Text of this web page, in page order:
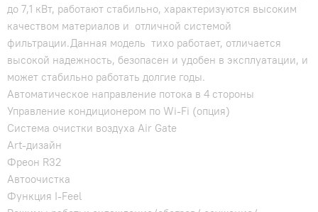
до 7,1 кВт, работают стабильно, характеризуются высоким
качеством материалов и отличной системой
фильтрации.Данная модель тихо работает, отличается
высокой надежность, безопасен и удобен в эксплуатации, и
может стабильно работать долгие годы.
Автоматическое направление потока в 4 стороны
Управление кондиционером по Wi-Fi (опция)
Система очистки воздуха Air Gate
Art-дизайн
Фреон R32
Автоочистка
Функция I-Feel